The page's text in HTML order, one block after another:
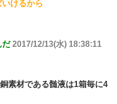
けるから
だ 2017/12/13(水) 18:38:11
素材である髄液は1箱毎に4